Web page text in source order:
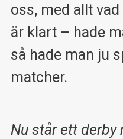
oss, med allt
är klart – hade
så hade man ju
matcher.
Nu står ett derby